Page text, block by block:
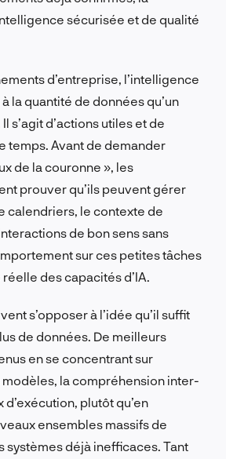
sécurisée et de qualité
d’entreprise, l’intelligence
la quantité de données qu’un
s’agit d’actions utiles et de
temps. Avant de demander
de la couronne », les
prouver qu’ils peuvent gérer
calendriers, le contexte de
de bon sens sans
sur ces petites tâches
des capacités d’IA.
s’opposer à l’idée qu’il suffit
de données. De meilleurs
en se concentrant sur
modèles, la compréhension inter-
plutôt qu’en
ensembles massifs de
systèmes déjà inefficaces. Tant